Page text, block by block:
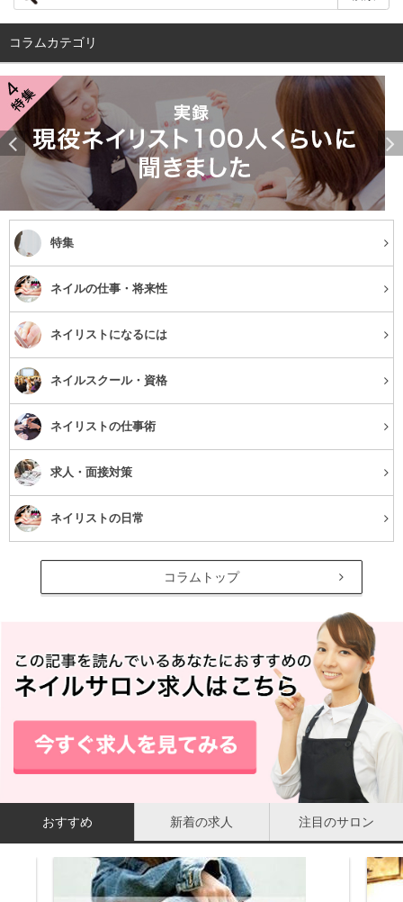
出店企業もこれらの人たちをターゲットにしています。
として働きたい方は美容業界全体を知ることもできるチャ
ンスですし、学ぶことが沢山ありますよ！！
行くとどんなことができるの？
以下のようなイベントが全て無料（一部有料）で体験でき
るんですよ！
学びたいなら各種セミナー
会場内の各ステージで時間ごとにクラスルームが開催され
ています。
通常だと参加費￥5,000位する有名な先生のセミナーが無
ネイルスクール生におすすめなのは「検定〇級合格セミナ
ー」や「最新のジェルアート」などです。セミナーによっ
ては使用した商品のサンプルなどがもらえる場合がありま
ちなみに私は今年は「サロン集客セミナー」「ハンドスパ
セミナー」などに行きましたよ！
コラムカテゴリ
特集
ネイルの仕事・将来性
ネイリストになるには
ネイルスクール・資格
ネイリストの仕事術
求人・面接対策
ネイリストの日常
コラムトップ
おすすめ 新着の求人 注目のサロン